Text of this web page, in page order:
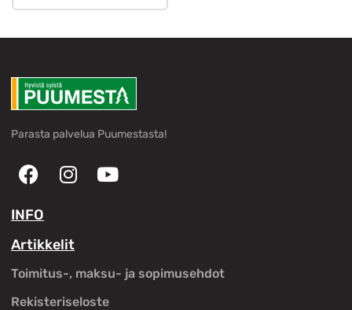
Parasta palvelua Puumestasta!
INFO
Artikkelit
Toimitus-, maksu- ja sopimusehdot
Rekisteriseloste